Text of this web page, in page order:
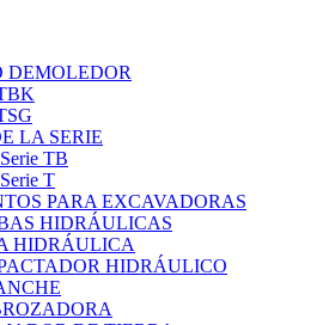
DEMOLEDOR
LA SERIE
Serie TB
Serie T
PARA EXCAVADORAS
HIDRÁULICAS
HIDRÁULICA
HIDRÁULICO